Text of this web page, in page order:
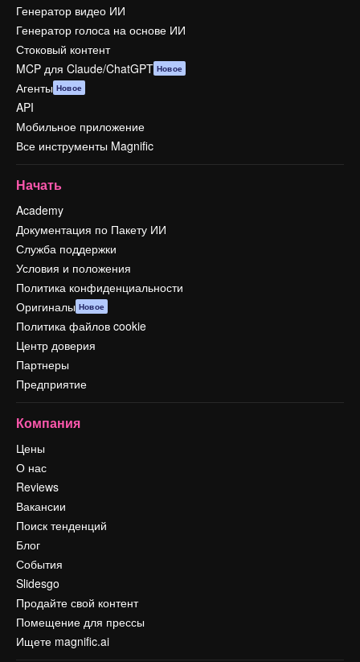
Генератор видео ИИ
Генератор голоса на основе ИИ
Стоковый контент
MCP для Claude/ChatGPT Новое
Агенты Новое
API
Мобильное приложение
Все инструменты Magnific
Начать
Academy
Документация по Пакету ИИ
Служба поддержки
Условия и положения
Политика конфиденциальности
Оригиналы Новое
Политика файлов cookie
Центр доверия
Партнеры
Предприятие
Компания
Цены
О нас
Reviews
Вакансии
Поиск тенденций
Блог
События
Slidesgo
Продайте свой контент
Помещение для прессы
Ищете magnific.ai